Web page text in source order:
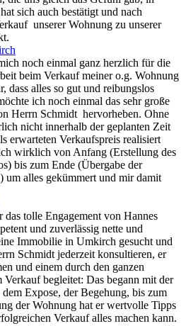
sich auch bestätigt und nach
unserer Wohnung zu unserer
noch einmal ganz herzlich für die
beim Verkauf meiner o.g. Wohnung
dass alles so gut und reibungslos
ich noch einmal das sehr große
Herrn Schmidt hervorheben. Ohne
nicht innerhalb der geplanten Zeit
erwarteten Verkaufspreis realisiert
wirklich von Anfang (Erstellung des
bis zum Ende (Übergabe der
um alles gekümmert und mir damit
tolle Engagement von Hannes
und zuverlässig nette und
Immobilie in Umkirch gesucht und
Schmidt jederzeit konsultieren, er
und einem durch den ganzen
begleitet: Das begann mit der
Expose, der Begehung, bis zum
der Wohnung hat er wertvolle Tipps
Verkauf alles machen kann.